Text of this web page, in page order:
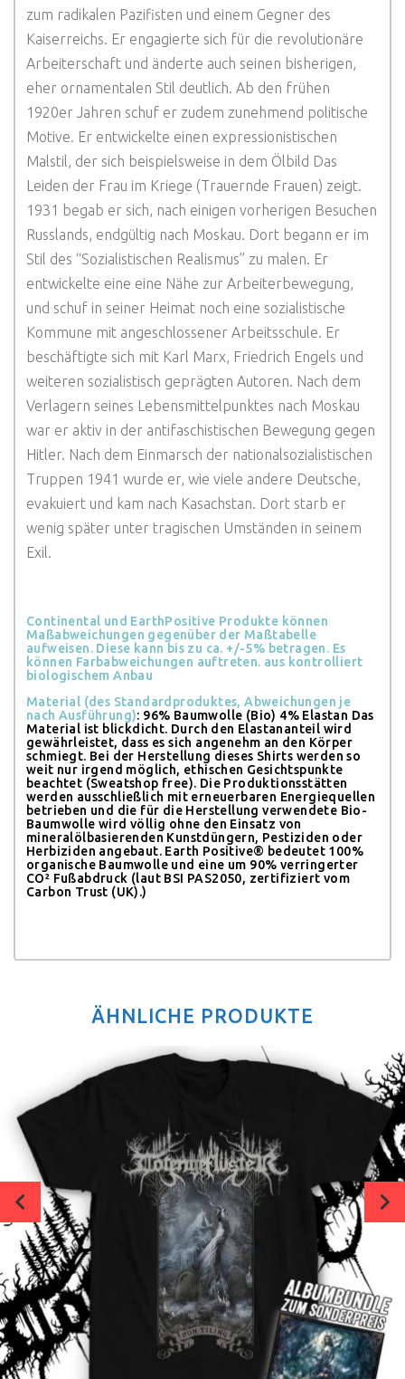
zum radikalen Pazifisten und einem Gegner des
Kaiserreichs. Er engagierte sich für die revolutionäre
Arbeiterschaft und änderte auch seinen bisherigen,
eher ornamentalen Stil deutlich. Ab den frühen
1920er Jahren schuf er zudem zunehmend politische
Motive. Er entwickelte einen expressionistischen
Malstil, der sich beispielsweise in dem Ölbild Das
Leiden der Frau im Kriege (Trauernde Frauen) zeigt.
1931 begab er sich, nach einigen vorherigen Besuchen
Russlands, endgültig nach Moskau. Dort begann er im
Stil des “Sozialistischen Realismus” zu malen. Er
entwickelte eine eine Nähe zur Arbeiterbewegung,
und schuf in seiner Heimat noch eine sozialistische
Kommune mit angeschlossener Arbeitsschule. Er
beschäftigte sich mit Karl Marx, Friedrich Engels und
weiteren sozialistisch geprägten Autoren. Nach dem
Verlagern seines Lebensmittelpunktes nach Moskau
war er aktiv in der antifaschistischen Bewegung gegen
Hitler. Nach dem Einmarsch der nationalsozialistischen
Truppen 1941 wurde er, wie viele andere Deutsche,
evakuiert und kam nach Kasachstan. Dort starb er
wenig später unter tragischen Umständen in seinem
Exil.
Continental und EarthPositive Produkte können
Maßabweichungen gegenüber der Maßtabelle
aufweisen. Diese kann bis zu ca. +/-5% betragen. Es
können Farbabweichungen auftreten. aus kontrolliert
biologischem Anbau
Material (des Standardproduktes, Abweichungen je
nach Ausführung): 96% Baumwolle (Bio) 4% Elastan Das
Material ist blickdicht. Durch den Elastananteil wird
gewährleistet, dass es sich angenehm an den Körper
schmiegt. Bei der Herstellung dieses Shirts werden so
weit nur irgend möglich, ethischen Gesichtspunkte
beachtet (Sweatshop free). Die Produktionsstätten
werden ausschließlich mit erneuerbaren Energiequellen
betrieben und die für die Herstellung verwendete Bio-
Baumwolle wird völlig ohne den Einsatz von
mineralölbasierenden Kunstdüngern, Pestiziden oder
Herbiziden angebaut. Earth Positive® bedeutet 100%
organische Baumwolle und eine um 90% verringerter
CO² Fußabdruck (laut BSI PAS2050, zertifiziert vom
Carbon Trust (UK).)
ÄHNLICHE PRODUKTE